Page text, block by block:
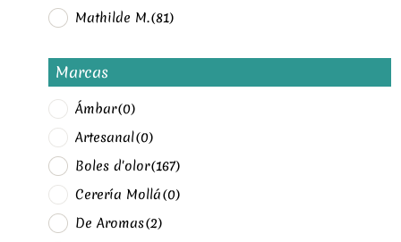
Mathilde M.(81)
Marcas
Ámbar(0)
Artesanal(0)
Boles d'olor(167)
Cerería Mollá(0)
De Aromas(2)